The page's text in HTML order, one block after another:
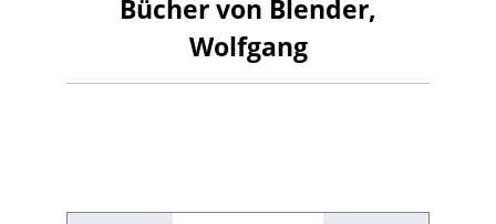
Bücher von Blender,
Wolfgang